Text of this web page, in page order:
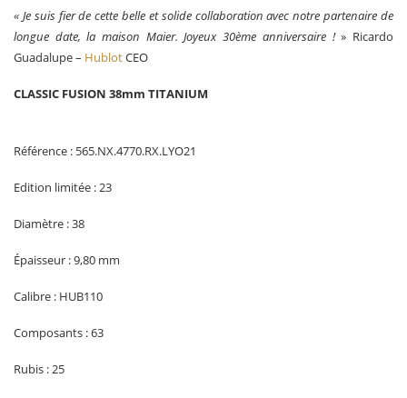
« Je suis fier de cette belle et solide collaboration avec notre partenaire de
longue date, la maison Maier. Joyeux 30ème anniversaire !» Ricardo
Guadalupe – HublotCEO
CLASSIC FUSION 38mm TITANIUM
Référence : 565.NX.4770.RX.LYO21
Edition limitée : 23
Diamètre : 38
Épaisseur : 9,80 mm
Calibre : HUB110
Composants : 63
Rubis : 25